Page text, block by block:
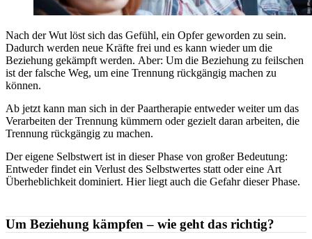
Nach der Wut löst sich das Gefühl, ein Opfer geworden zu sein.
Dadurch werden neue Kräfte frei und es kann wieder um die
Beziehung gekämpft werden. Aber: Um die Beziehung zu feilschen
ist der falsche Weg, um eine Trennung rückgängig machen zu
können.
Ab jetzt kann man sich in der Paartherapie entweder weiter um das
Verarbeiten der Trennung kümmern oder gezielt daran arbeiten, die
Trennung rückgängig zu machen.
Der eigene Selbstwert ist in dieser Phase von großer Bedeutung:
Entweder findet ein Verlust des Selbstwertes statt oder eine Art
Überheblichkeit dominiert. Hier liegt auch die Gefahr dieser Phase.
Um Beziehung kämpfen – wie geht das richtig?